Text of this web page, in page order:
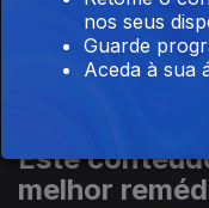
Porta Pró Milhão
Este
melhor
nos seus
Guarde
Aceda à sua